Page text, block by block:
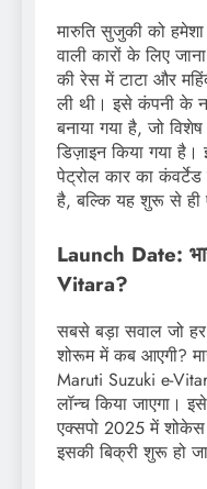
मारुति सुजुकी को
वाली कारों के लिए
की रेस में टाटा और
ली थी। इसे कंपनी के
बनाया गया है, जो
डिज़ाइन किया गया
पेट्रोल कार का
है, बल्कि यह शुरू से ही
Launch Date:
Vitara?
सबसे बड़ा सवाल जो
शोरूम में कब आएगी?
Maruti Suzuki e-
लॉन्च किया जाएगा।
एक्सपो 2025 में शोकेस
इसकी बिक्री शुरू हो